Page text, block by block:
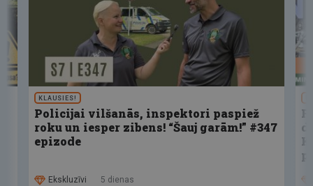
KLAUSIES!
Policijai vilšanās, inspektori paspiež
roku un iesper zibens! “Šauj garām!” #347
epizode
Ekskluzīvi 5 dienas